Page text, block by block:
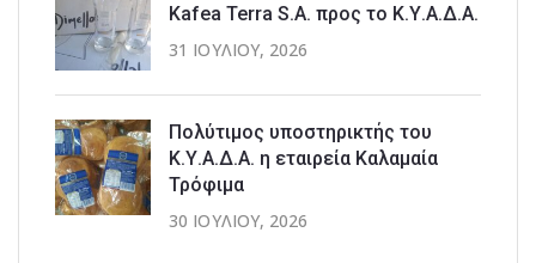
Kafea Terra S.A. προς το Κ.Υ.Α.Δ.Α.
31 ΙΟΥΛΊΟΥ, 2026
Πολύτιμος υποστηρικτής του
Κ.Υ.Α.Δ.Α. η εταιρεία Καλαμαία
Τρόφιμα
30 ΙΟΥΛΊΟΥ, 2026